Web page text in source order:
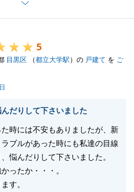
嬉しく思います。
いう人生の大きな節目におい
仕事でございました。
物件の魅力を最大限に評価して
結べましたことが何よりも嬉し
たら、いつでも「身近な相談相
ただけますと幸いです。
ございました。
す。
お願いいたします。
5
目黒区 （都立大学駅）の 戸建て を ご
だりして下さいました
時には不安もありましたが、新
ブルがあった時にも私達の目線
悩んだりして下さいました。
ったか・・・。
す。